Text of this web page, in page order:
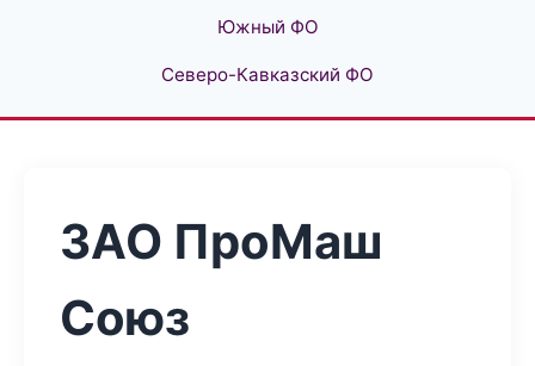
Южный ФО
Северо-Кавказский ФО
ЗАО ПроМаш
Союз